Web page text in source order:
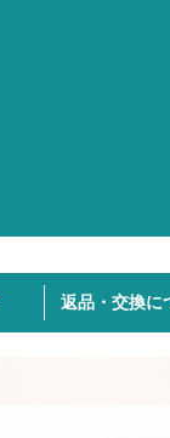
返品・交換に